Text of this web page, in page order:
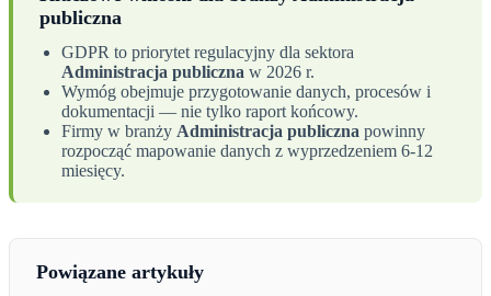
publiczna
GDPR to priorytet regulacyjny dla sektora
Administracja publiczna w 2026 r.
Wymóg obejmuje przygotowanie danych, procesów i
dokumentacji — nie tylko raport końcowy.
Firmy w branży Administracja publiczna powinny
rozpocząć mapowanie danych z wyprzedzeniem 6-12
miesięcy.
Powiązane artykuły